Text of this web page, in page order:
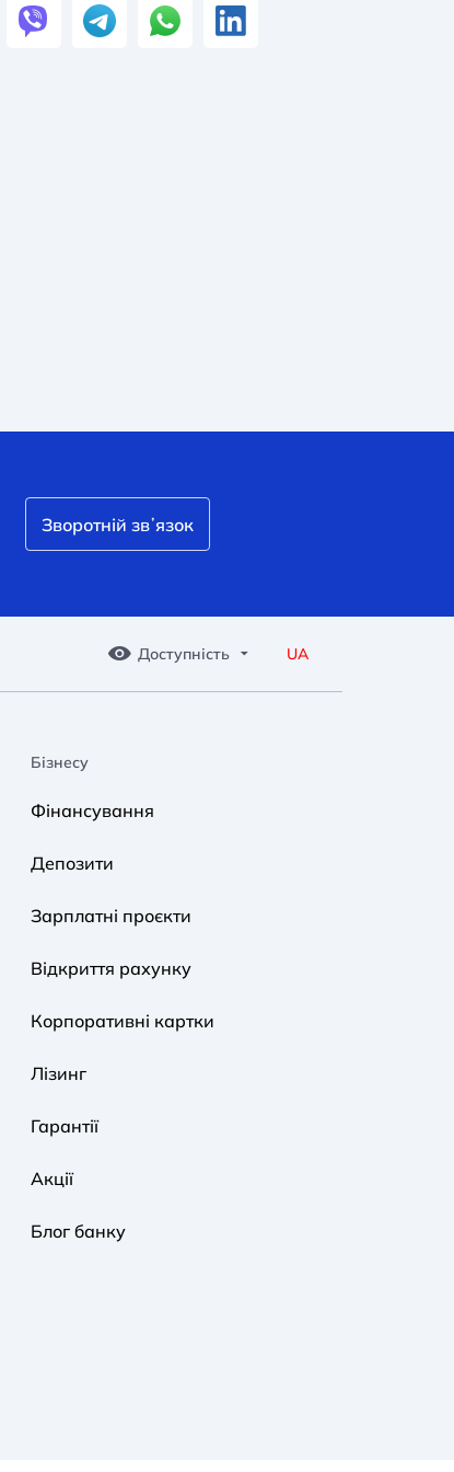
Зворотній звʼязок
Доступність
Звичайний Середній
A A A A
UA
Бізнесу
Фінансування
Депозити
Зарплатні проєкти
Відкриття рахунку
Корпоративні картки
Лізинг
Гарантії
Акції
Блог банку